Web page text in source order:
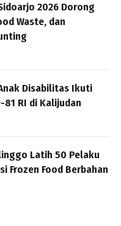
2026 Dorong
Waste, dan
Disabilitas Ikuti
81 RI di Kalijudan
Latih 50 Pelaku
Frozen Food Berbahan